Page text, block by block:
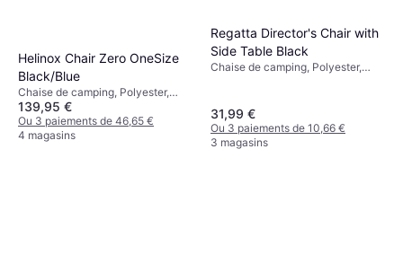
Helinox Chair Zero OneSize
Black/Blue
Chaise de camping, Polyester,
Nylon, Aluminium
139,95 €
Ou 3 paiements de 46,65 €
4 magasins
Regatta Director's Chair with
Side Table Black
Chaise de camping, Polyester,
31,99 €
Ou 3 paiements de 10,66 €
3 magasins